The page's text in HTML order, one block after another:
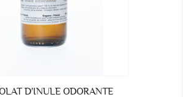
D'INULE ODORANTE